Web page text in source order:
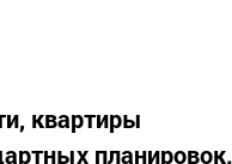
квартиры
планировок.